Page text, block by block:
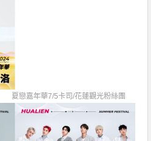
夏戀嘉年華7/5卡司/花蓮觀光粉絲團